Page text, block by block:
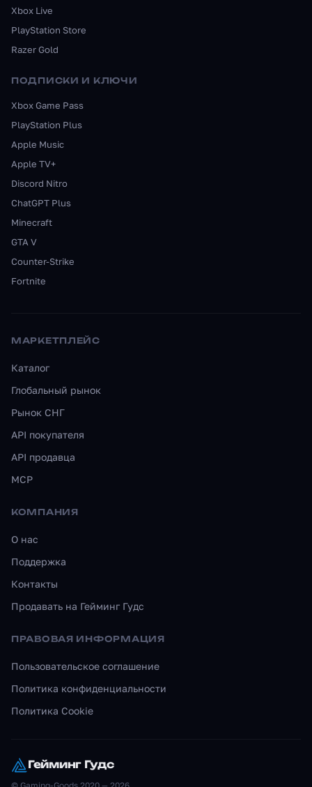
Xbox Live
PlayStation Store
Razer Gold
ПОДПИСКИ И КЛЮЧИ
Xbox Game Pass
PlayStation Plus
Apple Music
Apple TV+
Discord Nitro
ChatGPT Plus
Minecraft
GTA V
Counter-Strike
Fortnite
МАРКЕТПЛЕЙС
Каталог
Глобальный рынок
Рынок СНГ
API покупателя
API продавца
MCP
КОМПАНИЯ
О нас
Поддержка
Контакты
Продавать на Гейминг Гудс
ПРАВОВАЯ ИНФОРМАЦИЯ
Пользовательское соглашение
Политика конфиденциальности
Политика Cookie
Гейминг Гудс